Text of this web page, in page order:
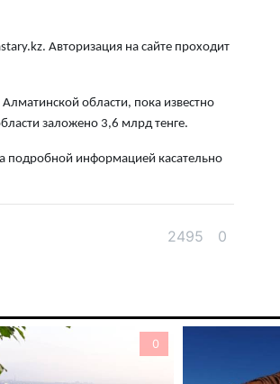
Авторизация на сайте проходит
области, пока известно
заложено 3,6 млрд тенге.
подробной информацией касательно
2495 0
4
0